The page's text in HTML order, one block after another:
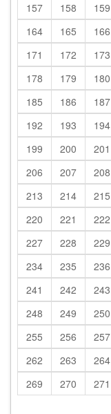
157
158 159
164
165 166
171
172 173
178
179 180
185
186 187
192
193 194
199
200 201
206
207 208
213
214 215
220
221 222
227
228 229
234
235 236
241
242 243
248
249 250
255
256 257
262
263 264
269
270 271